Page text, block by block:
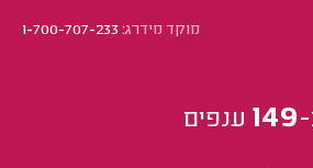
מוקד מידרג:1-700-707-233
149 ענפים